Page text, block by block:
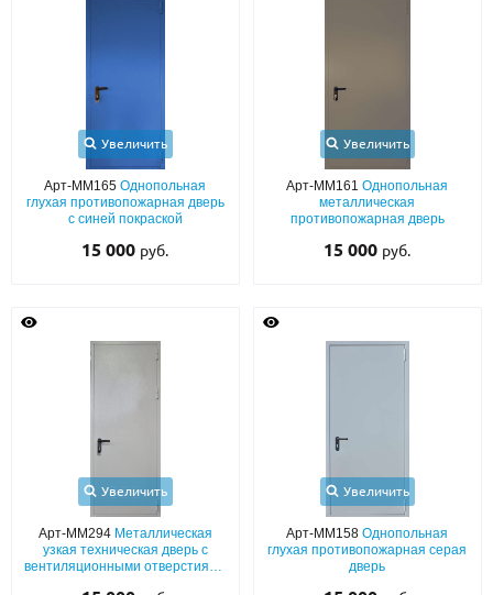
С реечным дизайном
ПО НАЗНАЧЕНИЮ
ПО ОСОБЕННОСТЯМ
ПО КОНСТРУКЦИИ
Двери со скидкой
ДОСТАВКА
Увеличить
Арт-ММ165Однопольная
глухая противопожарная дверь
с синей покраской
15 000 руб.
Увеличить
Арт-ММ161Однопольная
металлическая
противопожарная дверь
15 000 руб.
Увеличить
Арт-ММ294 Металлическая
узкая техническая дверь с
вентиляционными отверстиями
Увеличить
Арт-ММ158Однопольная
глухая противопожарная серая
дверь